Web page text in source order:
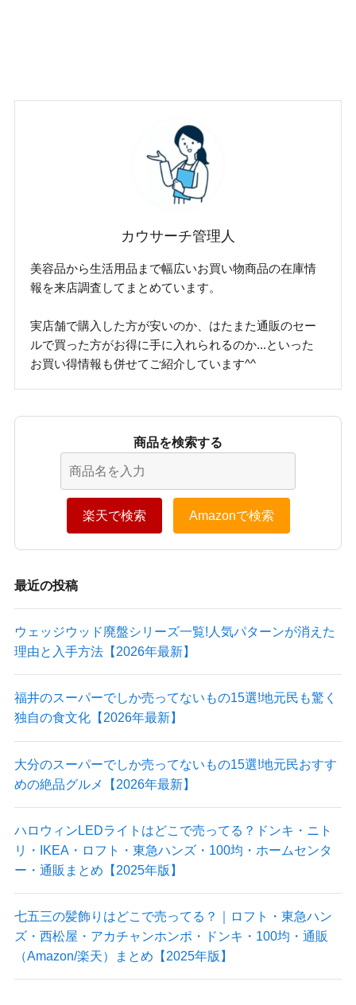
カウサーチ管理人
美容品から生活用品まで幅広いお買い物商品の在庫情
報を来店調査してまとめています。
実店舗で購入した方が安いのか、はたまた通販のセー
ルで買った方がお得に手に入れられるのか...といった
お買い得情報も併せてご紹介しています^^
商品を検索する
楽天で検索 Amazonで検索
最近の投稿
ウェッジウッド廃盤シリーズ一覧!人気パターンが消えた
理由と入手方法【2026年最新】
福井のスーパーでしか売ってないもの15選!地元民も驚く
独自の食文化【2026年最新】
大分のスーパーでしか売ってないもの15選!地元民おすす
めの絶品グルメ【2026年最新】
ハロウィンLEDライトはどこで売ってる？ドンキ・ニト
リ・IKEA・ロフト・東急ハンズ・100均・ホームセンタ
ー・通販まとめ【2025年版】
七五三の髪飾りはどこで売ってる？｜ロフト・東急ハン
ズ・西松屋・アカチャンホンポ・ドンキ・100均・通販
（Amazon/楽天）まとめ【2025年版】